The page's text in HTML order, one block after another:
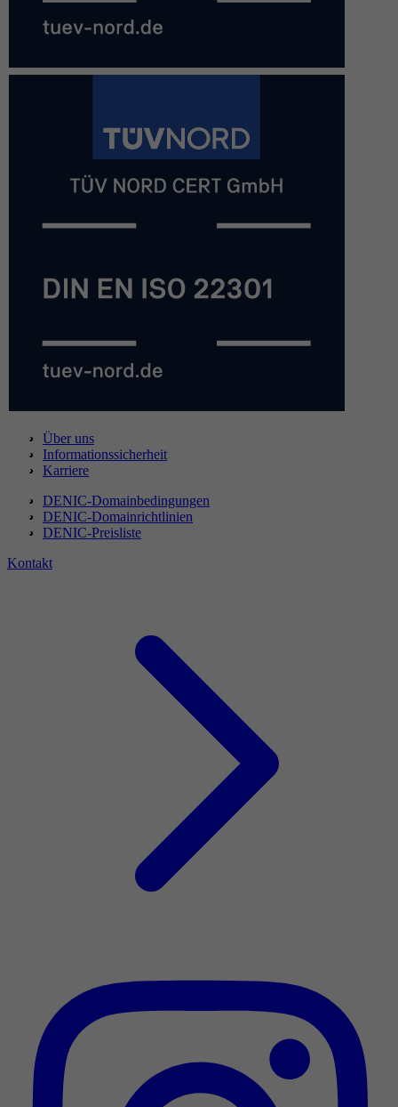
Über uns
Informationssicherheit
Karriere
DENIC-Domainbedingungen
DENIC-Domainrichtlinien
DENIC-Preisliste
Kontakt